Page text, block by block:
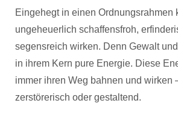
Eingehegt in einen Ordnungsrahmen
ungeheuerlich schaffensfroh,
segensreich wirken. Denn Gewalt
in ihrem Kern pure Energie. Diese
immer ihren Weg bahnen und wirken
zerstörerisch oder gestaltend.